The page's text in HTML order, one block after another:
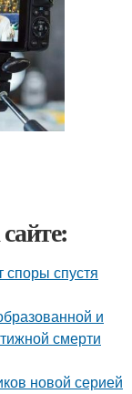
споры спустя
и
смерти
новой серией